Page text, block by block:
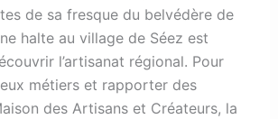
de sa fresque du belvédère de
halte au village de Séez est
l’artisanat régional. Pour
métiers et rapporter des
des Artisans et Créateurs, la